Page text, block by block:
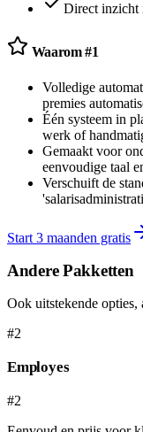
Direct inzicht
Waarom #1
Volledige
premies
Één systeem in
werk of
Gemaakt voor
eenvoudige taal
Verschuift de
Start 3 maanden gratis
Andere Pakketten
Ook uitstekende
#2
Employes
#2